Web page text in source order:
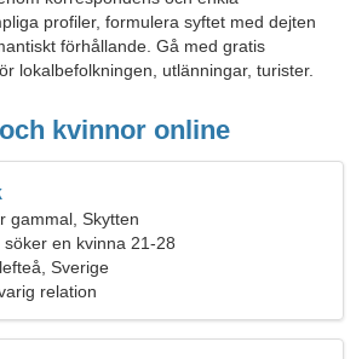
profiler, formulera syftet med dejten
förhållande. Gå med gratis
lokalbefolkningen, utlänningar, turister.
kvinnor online
gammal, Skytten
söker en kvinna 21-28
Sverige
relation